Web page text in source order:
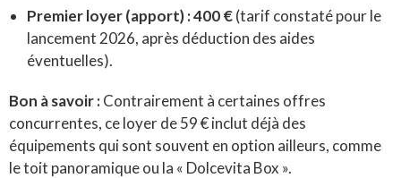
Premier loyer (apport) :400 €(tarif constaté pour le
lancement 2026, après déduction des aides
éventuelles).
Bon à savoir :Contrairement à certaines offres
concurrentes, ce loyer de 59 € inclut déjà des
équipements qui sont souvent en option ailleurs, comme
le toit panoramique ou la « Dolcevita Box ».